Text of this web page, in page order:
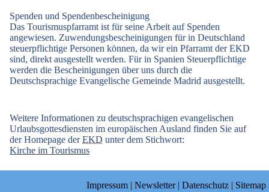
Spenden und Spendenbescheinigung
Das Tourismuspfarramt ist für seine Arbeit auf Spenden
angewiesen. Zuwendungsbescheinigungen für in Deutschland
steuerpflichtige Personen können, da wir ein Pfarramt der EKD
sind, direkt ausgestellt werden. Für in Spanien Steuerpflichtige
werden die Bescheinigungen über uns durch die
Deutschsprachige Evangelische Gemeinde Madrid ausgestellt.
Weitere Informationen zu deutschsprachigen evangelischen
Urlaubsgottesdiensten im europäischen Ausland finden Sie auf
der Homepage derEKD unter dem Stichwort:
Kirche im Tourismus
Impressum | Newsletter| Datenschutz | Sitemap